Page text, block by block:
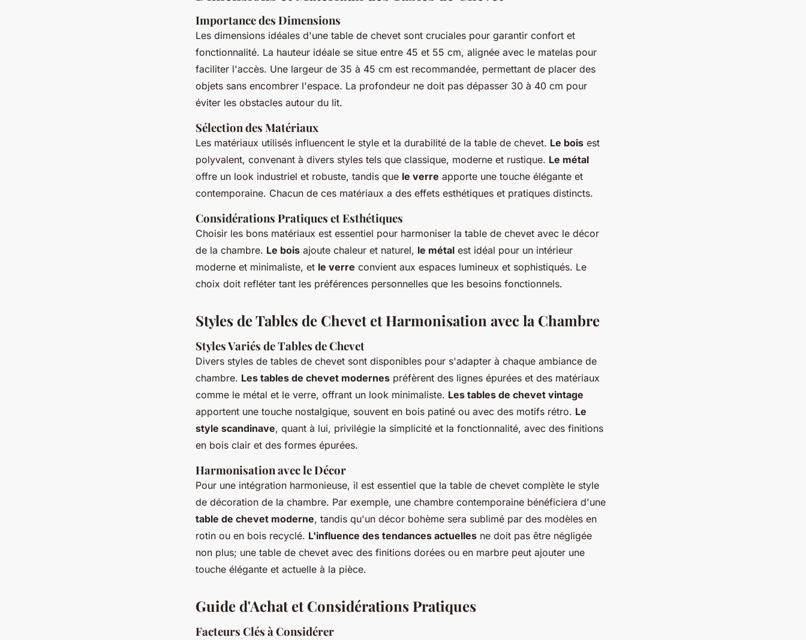
Importance des Dimensions
Les dimensions idéales d'une table de chevet sont cruciales pour garantir confort et
fonctionnalité. La hauteur idéale se situe entre 45 et 55 cm, alignée avec le matelas pour
faciliter l'accès. Une largeur de 35 à 45 cm est recommandée, permettant de placer des
objets sans encombrer l'espace. La profondeur ne doit pas dépasser 30 à 40 cm pour
éviter les obstacles autour du lit.
Sélection des Matériaux
Les matériaux utilisés influencent le style et la durabilité de la table de chevet. Le bois est
polyvalent, convenant à divers styles tels que classique, moderne et rustique. Le métal
offre un look industriel et robuste, tandis que le verre apporte une touche élégante et
contemporaine. Chacun de ces matériaux a des effets esthétiques et pratiques distincts.
Considérations Pratiques et Esthétiques
Choisir les bons matériaux est essentiel pour harmoniser la table de chevet avec le décor
de la chambre. Le bois ajoute chaleur et naturel, le métal est idéal pour un intérieur
moderne et minimaliste, et le verre convient aux espaces lumineux et sophistiqués. Le
choix doit refléter tant les préférences personnelles que les besoins fonctionnels.
Styles de Tables de Chevet et Harmonisation avec la Chambre
Styles Variés de Tables de Chevet
Divers styles de tables de chevet sont disponibles pour s'adapter à chaque ambiance de
chambre. Les tables de chevet modernes préfèrent des lignes épurées et des matériaux
comme le métal et le verre, offrant un look minimaliste. Les tables de chevet vintage
apportent une touche nostalgique, souvent en bois patiné ou avec des motifs rétro. Le
style scandinave, quant à lui, privilégie la simplicité et la fonctionnalité, avec des finitions
en bois clair et des formes épurées.
Harmonisation avec le Décor
Pour une intégration harmonieuse, il est essentiel que la table de chevet complète le style
de décoration de la chambre. Par exemple, une chambre contemporaine bénéficiera d'une
table de chevet moderne, tandis qu'un décor bohème sera sublimé par des modèles en
rotin ou en bois recyclé. L'influence des tendances actuelles ne doit pas être négligée
non plus; une table de chevet avec des finitions dorées ou en marbre peut ajouter une
touche élégante et actuelle à la pièce.
Guide d'Achat et Considérations Pratiques
Facteurs Clés à Considérer